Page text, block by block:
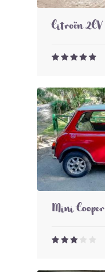
Citroën 2CV
Mini Cooper